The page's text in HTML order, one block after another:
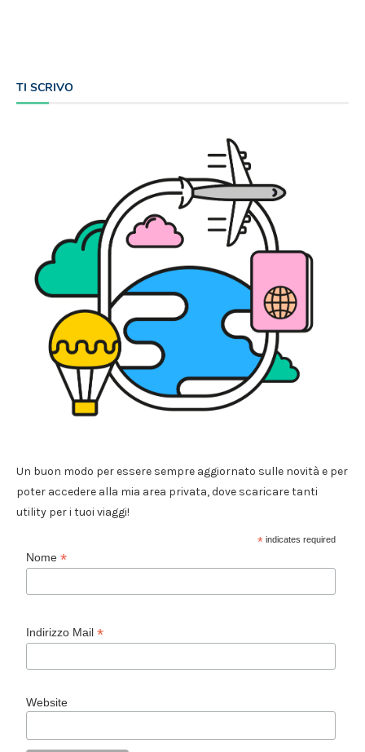
TI SCRIVO
Un buon modo per essere sempre aggiornato sulle novità e per
poter accedere alla mia area privata, dove scaricare tanti
utility per i tuoi viaggi!
* indicates required
Nome*
Indirizzo Mail*
Website